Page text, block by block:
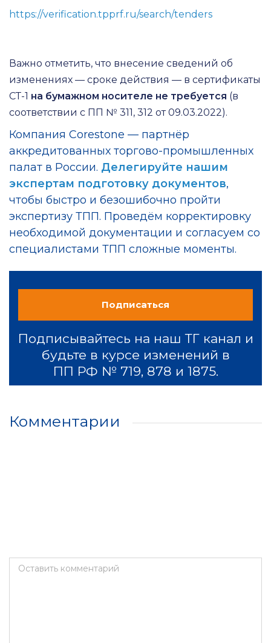
https://verification.tpprf.ru/search/tenders
Важно отметить, что внесение сведений об
изменениях — сроке действия — в сертификаты
СТ-1 на бумажном носителе не требуется (в
соответствии с ПП № 311, 312 от 09.03.2022).
Компания Corestone — партнёр
аккредитованных торгово-промышленных
палат в России. Делегируйте нашим
экспертам подготовку документов,
чтобы быстро и безошибочно пройти
экспертизу ТПП. Проведём корректировку
необходимой документации и согласуем со
специалистами ТПП сложные моменты.
Подписаться
Подписывайтесь на наш ТГ канал и
будьте в курсе изменений в
ПП РФ № 719, 878 и 1875.
Комментарии
Оставить комментарий